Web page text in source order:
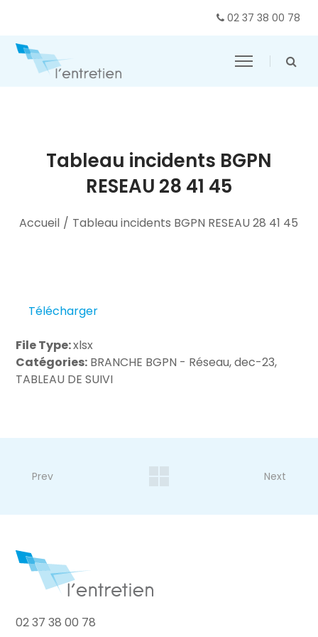
02 37 38 00 78
Tableau incidents BGPN
RESEAU 28 41 45
Accueil / Tableau incidents BGPN RESEAU 28 41 45
Télécharger
File Type:xlsx
Catégories: BRANCHE BGPN - Réseau, dec-23,
TABLEAU DE SUIVI
Prev Next
02 37 38 00 78